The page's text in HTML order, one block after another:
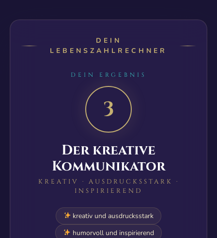
DEIN
LEBENSZAHLRECHNER
DEIN ERGEBNIS
3
Der kreative
Kommunikator
KREATIV · AUSDRUCKSSTARK ·
INSPIRIEREND
kreativ und ausdrucksstark
humorvoll und inspirierend